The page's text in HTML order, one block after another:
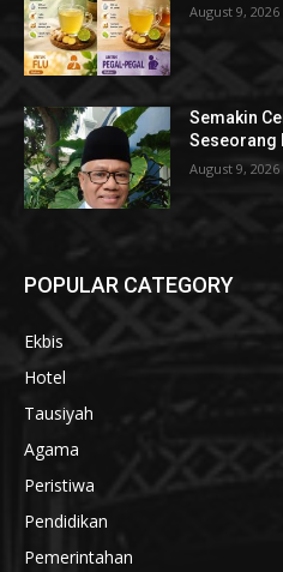
August 9, 2026
Semakin
Seseorang
August 9, 2026
POPULAR CATEGORY
Ekbis
Hotel
Tausiyah
Agama
Peristiwa
Pendidikan
Pemerintahan